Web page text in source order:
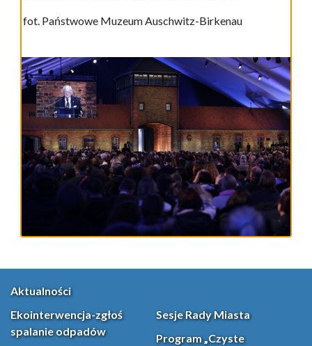
fot. Państwowe Muzeum Auschwitz-Birkenau
Aktualności
Ekointerwencja-zgłoś
spalanie odpadów
Sesje Rady Miasta
Program „Czyste